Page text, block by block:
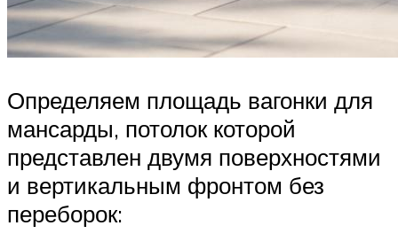
Определяем площадь вагонки для
мансарды, потолок которой
представлен двумя поверхностями
и вертикальным фронтом без
переборок: